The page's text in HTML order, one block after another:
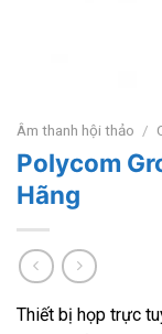
Âm thanh hội thảo /
Polycom
Hãng
Thiết bị họp trực